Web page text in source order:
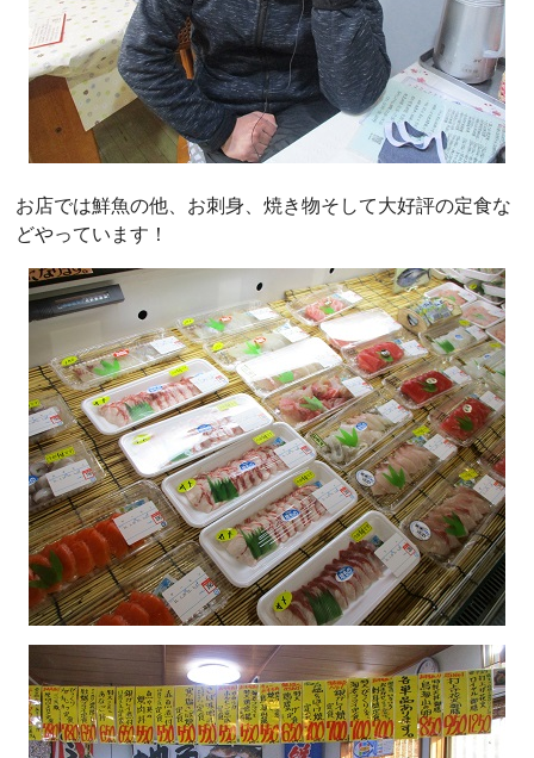
お店では鮮魚の他、お刺身、焼き物そして大好評の定食な
どやっています！